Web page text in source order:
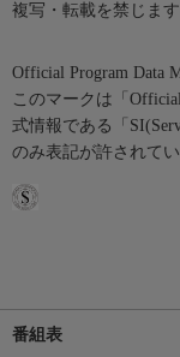
複写・転載を禁じます
Official Program Data
このマークは「
式情報である「
のみ表記が許されてい
番組表